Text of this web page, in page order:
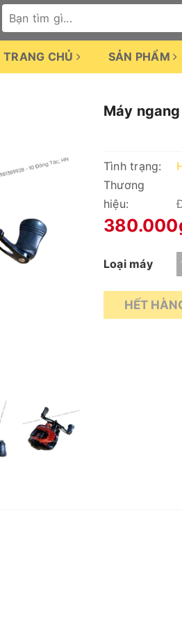
TRANG CHỦ SẢN PHẨM
Máy
Tình trạng:
Thương
hiệu:
Loại máy
HẾT